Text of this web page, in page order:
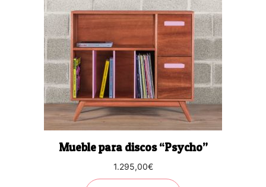
Mueble para discos “Psycho”
1.295,00€